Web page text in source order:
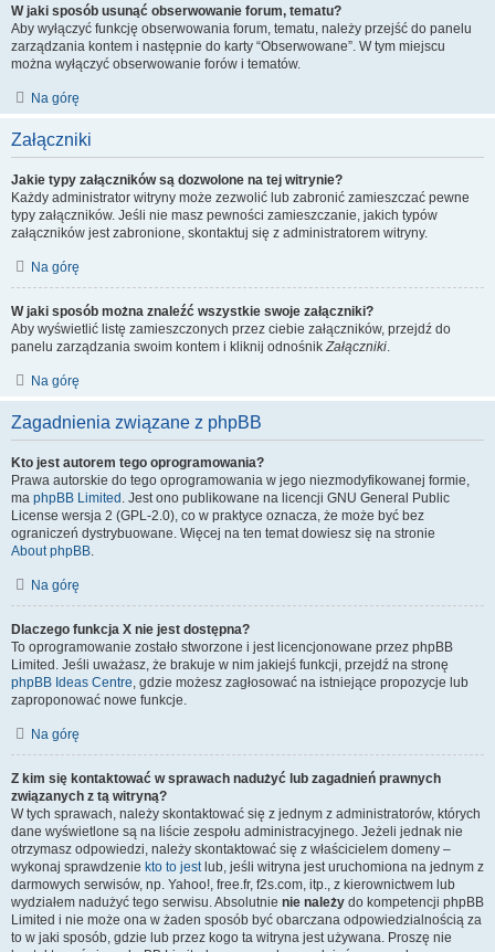
W jaki sposób usunąć obserwowanie forum, tematu?
Aby wyłączyć funkcję obserwowania forum, tematu, należy przejść do panelu
zarządzania kontem i następnie do karty “Obserwowane”. W tym miejscu
można wyłączyć obserwowanie forów i tematów.
Na górę
Załączniki
Jakie typy załączników są dozwolone na tej witrynie?
Każdy administrator witryny może zezwolić lub zabronić zamieszczać pewne
typy załączników. Jeśli nie masz pewności zamieszczanie, jakich typów
załączników jest zabronione, skontaktuj się z administratorem witryny.
Na górę
W jaki sposób można znaleźć wszystkie swoje załączniki?
Aby wyświetlić listę zamieszczonych przez ciebie załączników, przejdź do
panelu zarządzania swoim kontem i kliknij odnośnikZałączniki.
Na górę
Zagadnienia związane z phpBB
Kto jest autorem tego oprogramowania?
Prawa autorskie do tego oprogramowania w jego niezmodyfikowanej formie,
ma phpBB Limited . Jest ono publikowane na licencji GNU General Public
License wersja 2 (GPL-2.0), co w praktyce oznacza, że może być bez
ograniczeń dystrybuowane. Więcej na ten temat dowiesz się na stronie
About phpBB.
Na górę
Dlaczego funkcja X nie jest dostępna?
To oprogramowanie zostało stworzone i jest licencjonowane przez phpBB
Limited. Jeśli uważasz, że brakuje w nim jakiejś funkcji, przejdź na stronę
phpBB Ideas Centre, gdzie możesz zagłosować na istniejące propozycje lub
zaproponować nowe funkcje.
Na górę
Z kim się kontaktować w sprawach nadużyć lub zagadnień prawnych
związanych z tą witryną?
W tych sprawach, należy skontaktować się z jednym z administratorów, których
dane wyświetlone są na liście zespołu administracyjnego. Jeżeli jednak nie
otrzymasz odpowiedzi, należy skontaktować się z właścicielem domeny –
wykonaj sprawdzenie kto to jestlub, jeśli witryna jest uruchomiona na jednym z
darmowych serwisów, np. Yahoo!, free.fr, f2s.com, itp., z kierownictwem lub
wydziałem nadużyć tego serwisu. Absolutnie nie należy do kompetencji phpBB
Limited i nie może ona w żaden sposób być obarczana odpowiedzialnością za
to w jaki sposób, gdzie lub przez kogo ta witryna jest używana. Proszę nie